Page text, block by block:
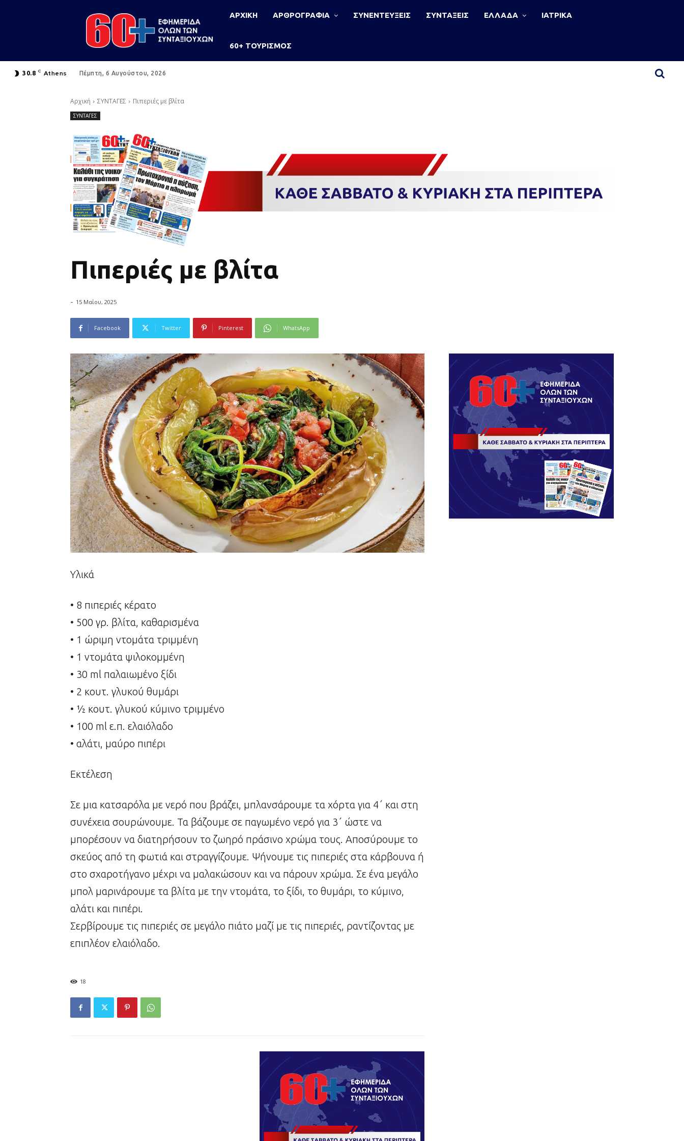
ΑΡΧΙΚΗ ΑΡΘΡΟΓΡΑΦΙΑ ΣΥΝΕΝΤΕΥΞΕΙΣ ΣΥΝΤΑΞΕΙΣ ΕΛΛΑΔΑ ΙΑΤΡΙΚΑ
60+ ΤΟΥΡΙΣΜΟΣ
30.8 C Athens Πέμπτη, 6 Αυγούστου, 2026
Αρχική ΣΥΝΤΑΓΕΣ Πιπεριές με βλίτα
ΣΥΝΤΑΓΕΣ
Πιπεριές με βλίτα
- 15 Μαΐου, 2025
Facebook Twitter Pinterest WhatsApp
Υλικά
• 8 πιπεριές κέρατο
• 500 γρ. βλίτα, καθαρισμένα
• 1 ώριμη ντομάτα τριμμένη
• 1 ντομάτα ψιλοκομμένη
• 30 ml παλαιωμένο ξίδι
• 2 κουτ. γλυκού θυμάρι
• ½ κουτ. γλυκού κύμινο τριμμένο
• 100 ml ε.π. ελαιόλαδο
• αλάτι, μαύρο πιπέρι
Εκτέλεση
Σε μια κατσαρόλα με νερό που βράζει, μπλανσάρουμε τα χόρτα για 4΄ και στη
συνέχεια σουρώνουμε. Τα βάζουμε σε παγωμένο νερό για 3΄ ώστε να
μπορέσουν να διατηρήσουν το ζωηρό πράσινο χρώμα τους. Αποσύρουμε το
σκεύος από τη φωτιά και στραγγίζουμε. Ψήνουμε τις πιπεριές στα κάρβουνα ή
στο σχαροτήγανο μέχρι να μαλακώσουν και να πάρουν χρώμα. Σε ένα μεγάλο
μπολ μαρινάρουμε τα βλίτα με την ντομάτα, το ξίδι, το θυμάρι, το κύμινο,
αλάτι και πιπέρι.
Σερβίρουμε τις πιπεριές σε μεγάλο πιάτο μαζί με τις πιπεριές, ραντίζοντας με
επιπλέον ελαιόλαδο.
18